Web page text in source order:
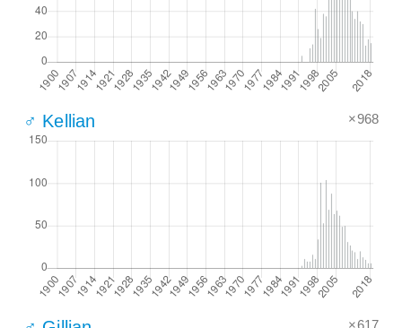
♂ Kellian ×968
×617